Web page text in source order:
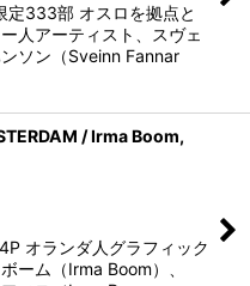
333部 オスロを拠点と
人アーティスト、スヴェ
ソン（Sveinn Fannar
/ Irma Boom,
オランダ人グラフィック
ーム（Irma Boom）、